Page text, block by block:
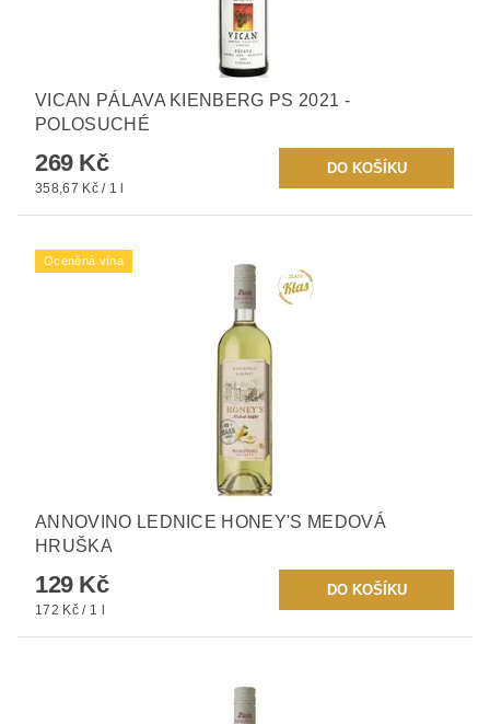
VICAN PÁLAVA KIENBERG PS 2021 -
POLOSUCHÉ
269 Kč
358,67 Kč / 1 l
Oceněná vína
ANNOVINO LEDNICE HONEY'S MEDOVÁ
HRUŠKA
129 Kč
172 Kč / 1 l